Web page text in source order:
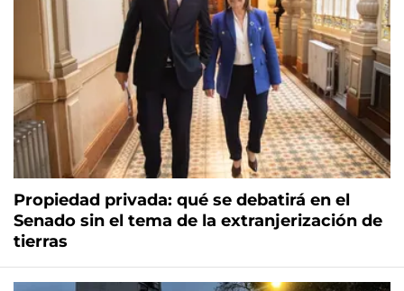
Propiedad privada: qué se debatirá en el
Senado sin el tema de la extranjerización de
tierras